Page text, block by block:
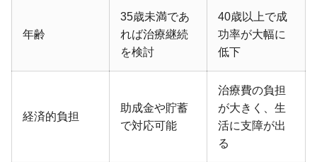
年齢
35歳未満であ
れば治療継続
を検討
40歳以上で成
功率が大幅に
低下
経済的負担
助成金や貯蓄
で対応可能
治療費の負担
が大きく、生
活に支障が出
る